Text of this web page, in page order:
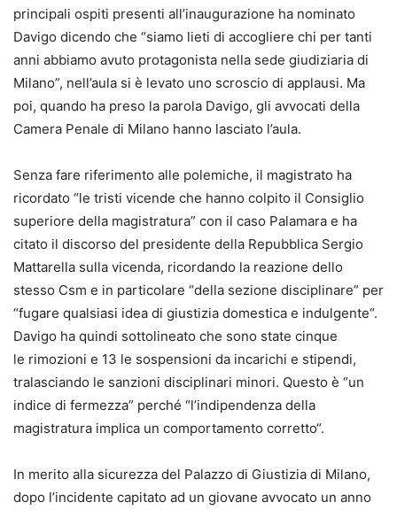
principali ospiti presenti all’inaugurazione ha nominato
Davigo dicendo che “siamo lieti di accogliere chi per tanti
anni abbiamo avuto protagonista nella sede giudiziaria di
Milano”, nell’aula si è levato uno scroscio di applausi. Ma
poi, quando ha preso la parola Davigo, gli avvocati della
Camera Penale di Milano hanno lasciato l’aula.
Senza fare riferimento alle polemiche, il magistrato ha
ricordato “le tristi vicende che hanno colpito il Consiglio
superiore della magistratura” con il caso Palamara e ha
citato il discorso del presidente della Repubblica Sergio
Mattarella sulla vicenda, ricordando la reazione dello
stesso Csm e in particolare “della sezione disciplinare” per
“fugare qualsiasi idea di giustizia domestica e indulgente“.
Davigo ha quindi sottolineato che sono state cinque
le rimozioni e 13 le sospensioni da incarichi e stipendi,
tralasciando le sanzioni disciplinari minori. Questo è “un
indice di fermezza” perché “l’indipendenza della
magistratura implica un comportamento corretto“.
In merito alla sicurezza del Palazzo di Giustizia di Milano,
dopo l’incidente capitato ad un giovane avvocato un anno